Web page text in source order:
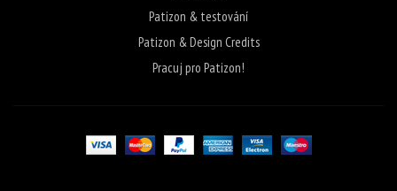
Patizon & testování
Patizon & Design Credits
Pracuj pro Patizon!